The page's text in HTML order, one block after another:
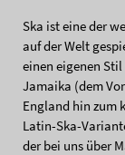
Ska ist eine der
auf der Welt
einen eigenen
Jamaika (dem
England hin zum
Latin-Ska-
der bei uns über